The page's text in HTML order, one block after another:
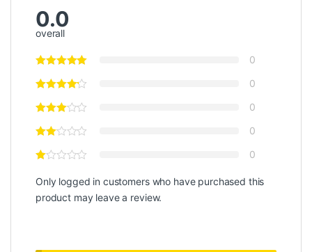
0.0
overall
0
0
0
0
0
Only logged in customers who have purchased this
product may leave a review.